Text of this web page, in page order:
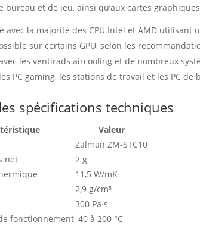
bureau et de jeu, ainsi qu’aux cartes
avec la majorité des CPU Intel et AMD utilisant
sur certains GPU, selon les
les ventirads aircooling et de nombreux
PC gaming, les stations de travail et les PC de
spécifications techniques
Valeur
Zalman ZM-STC10
net
2 g
11,5 W/mK
2,9 g/cm³
300 Pa·s
fonctionnement-40 à 200 °C